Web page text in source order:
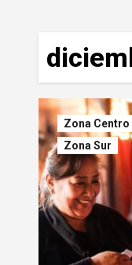
Zona Centro
Zona Sur